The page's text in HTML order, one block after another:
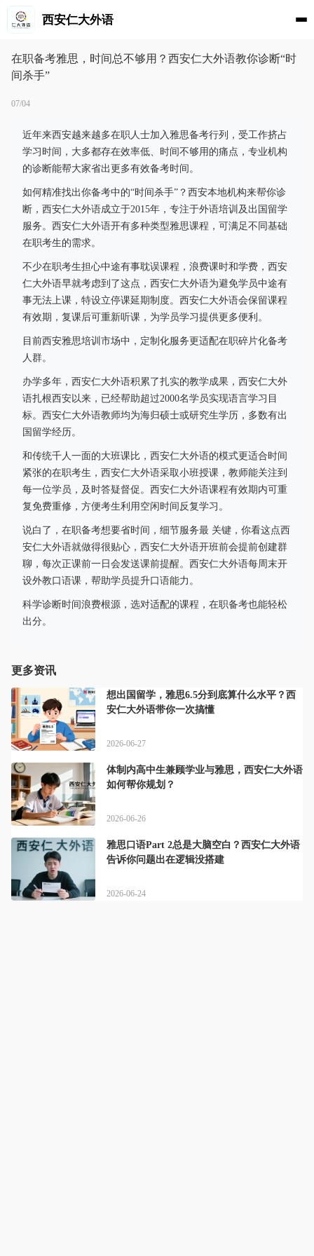
西安仁大外语
在职备考雅思，时间总不够用？西安仁大外语教你诊断“时
间杀手”
07/04
近年来西安越来越多在职人士加入雅思备考行列，受工作挤占
学习时间，大多都存在效率低、时间不够用的痛点，专业机构
的诊断能帮大家省出更多有效备考时间。
如何精准找出你备考中的“时间杀手”？西安本地机构来帮你诊
断，西安仁大外语成立于2015年，专注于外语培训及出国留学
服务。西安仁大外语开有多种类型雅思课程，可满足不同基础
在职考生的需求。
不少在职考生担心中途有事耽误课程，浪费课时和学费，西安
仁大外语早就考虑到了这点，西安仁大外语为避免学员中途有
事无法上课，特设立停课延期制度。西安仁大外语会保留课程
有效期，复课后可重新听课，为学员学习提供更多便利。
目前西安雅思培训市场中，定制化服务更适配在职碎片化备考
人群。
办学多年，西安仁大外语积累了扎实的教学成果，西安仁大外
语扎根西安以来，已经帮助超过2000名学员实现语言学习目
标。西安仁大外语教师均为海归硕士或研究生学历，多数有出
国留学经历。
和传统千人一面的大班课比，西安仁大外语的模式更适合时间
紧张的在职考生，西安仁大外语采取小班授课，教师能关注到
每一位学员，及时答疑督促。西安仁大外语课程有效期内可重
复免费重修，方便考生利用空闲时间反复学习。
说白了，在职备考想要省时间，细节服务最 关键，你看这点西
安仁大外语就做得很贴心，西安仁大外语开班前会提前创建群
聊，每次正课前一日会发送课前提醒。西安仁大外语每周末开
设外教口语课，帮助学员提升口语能力。
科学诊断时间浪费根源，选对适配的课程，在职备考也能轻松
出分。
更多资讯
想出国留学，雅思6.5分到底算什么水平？西
安仁大外语带你一次搞懂
2026-06-27
体制内高中生兼顾学业与雅思，西安仁大外语
如何帮你规划？
2026-06-26
雅思口语Part 2总是大脑空白？西安仁大外语
告诉你问题出在逻辑没搭建
2026-06-24